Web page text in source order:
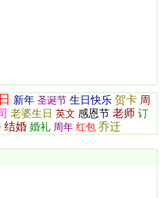
新年 圣诞节 生日快乐 贺卡 周
老婆生日 英文 感恩节 老师 订
结婚 婚礼 周年 红包 乔迁